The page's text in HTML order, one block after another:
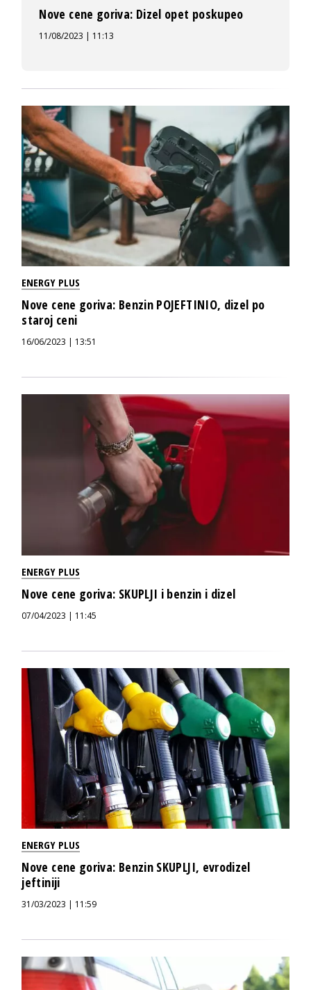
Nove cene goriva: Dizel opet poskupeo
11/08/2023 | 11:13
ENERGY PLUS
Nove cene goriva: Benzin POJEFTINIO, dizel po
staroj ceni
16/06/2023 | 13:51
ENERGY PLUS
Nove cene goriva: SKUPLJI i benzin i dizel
07/04/2023 | 11:45
ENERGY PLUS
Nove cene goriva: Benzin SKUPLJI, evrodizel
jeftiniji
31/03/2023 | 11:59